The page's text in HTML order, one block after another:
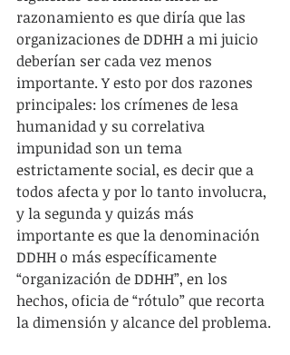
razonamiento es que diría que las
organizaciones de DDHH a mi juicio
deberían ser cada vez menos
importante. Y esto por dos razones
principales: los crímenes de lesa
humanidad y su correlativa
impunidad son un tema
estrictamente social, es decir que a
todos afecta y por lo tanto involucra,
y la segunda y quizás más
importante es que la denominación
DDHH o más específicamente
“organización de DDHH”, en los
hechos, oficia de “rótulo” que recorta
la dimensión y alcance del problema.